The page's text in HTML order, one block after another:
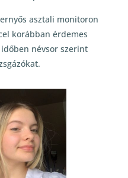
asztali monitoron
korábban érdemes
névsor szerint